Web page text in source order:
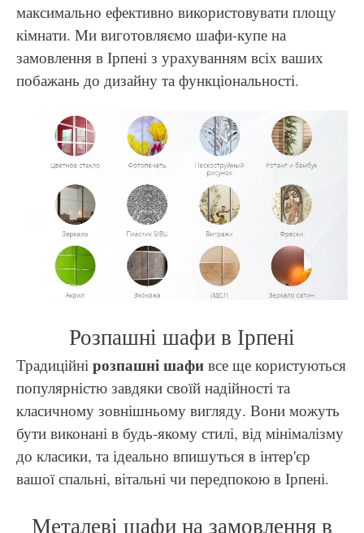
максимально ефективно використовувати площу
кімнати. Ми виготовляємо шафи-купе на
замовлення в Ірпені з урахуванням всіх ваших
побажань до дизайну та функціональності.
Розпашні шафи в Ірпені
Традиційні розпашні шафи все ще користуються
популярністю завдяки своїй надійності та
класичному зовнішньому вигляду. Вони можуть
бути виконані в будь-якому стилі, від мінімалізму
до класики, та ідеально впишуться в інтер'єр
вашої спальні, вітальні чи передпокою в Ірпені.
Металеві шафи на замовлення в